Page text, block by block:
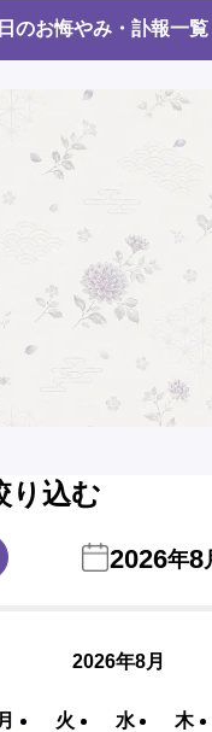
のお悔やみ・訃報一
り込む
2026年8
2026年8月
月 火 水 木